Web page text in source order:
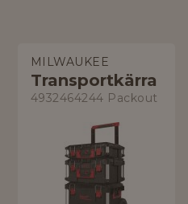
MILWAUKEE
Transportkärra
4932464244 Packout